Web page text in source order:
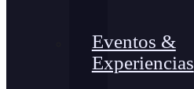
Eventos &
Experiencias